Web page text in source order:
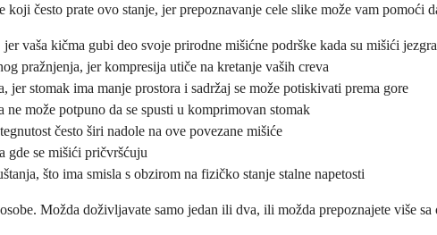
često prate ovo stanje, jer prepoznavanje cele slike može vam pomoći
vaša kičma gubi deo svoje prirodne mišićne podrške kada su mišići
pražnjenja, jer kompresija utiče na kretanje vaših creva
stomak ima manje prostora i sadržaj se može potiskivati prema gore
može potpuno da se spusti u komprimovan stomak
često širi nadole na ove povezane mišiće
gde se mišići pričvršćuju
što ima smisla s obzirom na fizičko stanje stalne napetosti
Možda doživljavate samo jedan ili dva, ili možda prepoznajete više